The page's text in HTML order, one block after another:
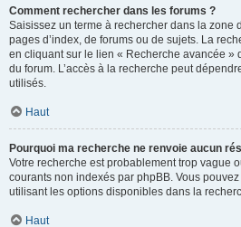
Comment rechercher dans les forums ?
Saisissez un terme à rechercher dans la zone
pages d’index, de forums ou de sujets. La
en cliquant sur le lien « Recherche avancée »
du forum. L’accès à la recherche peut
utilisés.
Haut
Pourquoi ma recherche ne renvoie aucun
Votre recherche est probablement trop vague
courants non indexés par phpBB. Vous
utilisant les options disponibles dans la
Haut